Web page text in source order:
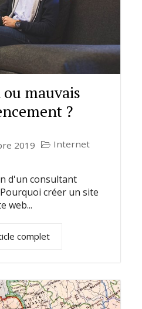
mauvais
?
2019
Internet
d'un consultant
créer un site
web...
complet